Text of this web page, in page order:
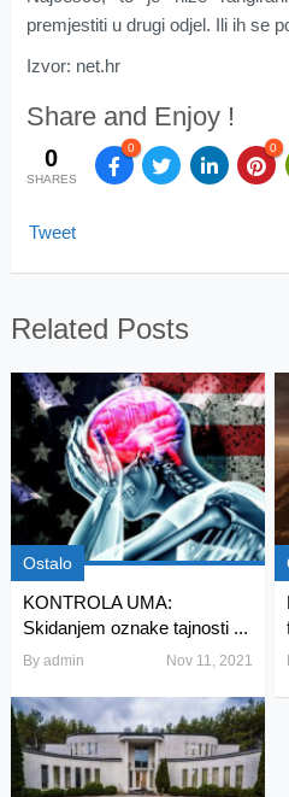
premjestiti u drugi odjel. Ili ih se
Izvor: net.hr
Share and Enjoy !
0
SHARES
0 0
Tweet
Related Posts
Ostalo
KONTROLA UMA:
Skidanjem oznake tajnosti ...
By admin Nov 11, 2021